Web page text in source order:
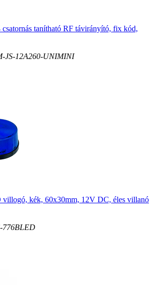
tanítható RF távirányító, fix kód,
JS-12A260-UNIMINI
kék, 60x30mm, 12V DC, éles villanó
776BLED